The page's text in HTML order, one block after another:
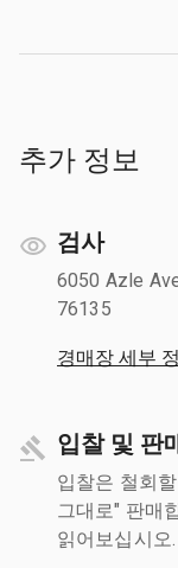
추가 정보
검사
6050 Azle
76135
경매장 세부
입찰 및 판
입찰은 철회
그대로" 판매
읽어보십시오.